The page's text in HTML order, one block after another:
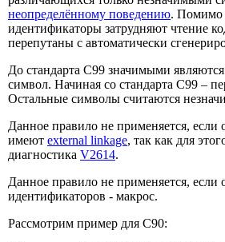
неопределённому поведению. Помимо
идентификаторы затрудняют чтение
перепутаны с автоматически
До стандарта С99 значимыми
символ. Начиная со стандарта С99 –
Остальные символы считаются
Данное правило не применяется, если
имеют external linkage, так как для
диагностика V2614.
Данное правило не применяется, если
идентификаторов - макрос.
Рассмотрим пример для С90: